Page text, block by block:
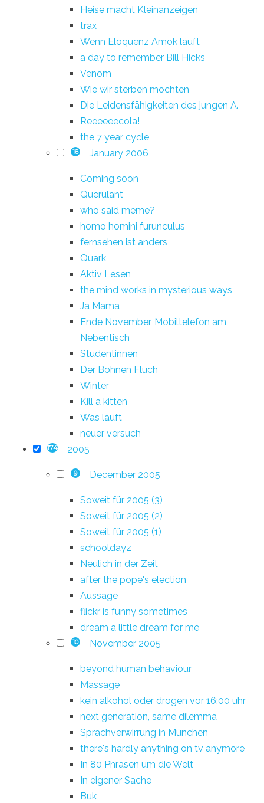
Heise macht Kleinanzeigen
trax
Wenn Eloquenz Amok läuft
a day to remember Bill Hicks
Venom
Wie wir sterben möchten
Die Leidensfähigkeiten des jungen A.
Reeeeeecola!
the 7 year cycle
16 January 2006
Coming soon
Querulant
who said meme?
homo homini furunculus
fernsehen ist anders
Quark
Aktiv Lesen
the mind works in mysterious ways
Ja Mama
Ende November, Mobiltelefon am
Nebentisch
Studentinnen
Der Bohnen Fluch
Winter
Kill a kitten
Was läuft
neuer versuch
174 2005
9 December 2005
Soweit für 2005 (3)
Soweit für 2005 (2)
Soweit für 2005 (1)
schooldayz
Neulich in der Zeit
after the pope's election
Aussage
flickr is funny sometimes
dream a little dream for me
10 November 2005
beyond human behaviour
Massage
kein alkohol oder drogen vor 16:00 uhr
next generation, same dilemma
Sprachverwirrung in München
there's hardly anything on tv anymore
In 80 Phrasen um die Welt
In eigener Sache
Buk